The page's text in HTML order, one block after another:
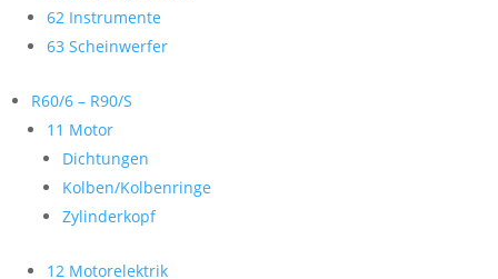
62 Instrumente
63 Scheinwerfer
R60/6 – R90/S
11 Motor
Dichtungen
Kolben/Kolbenringe
Zylinderkopf
12 Motorelektrik